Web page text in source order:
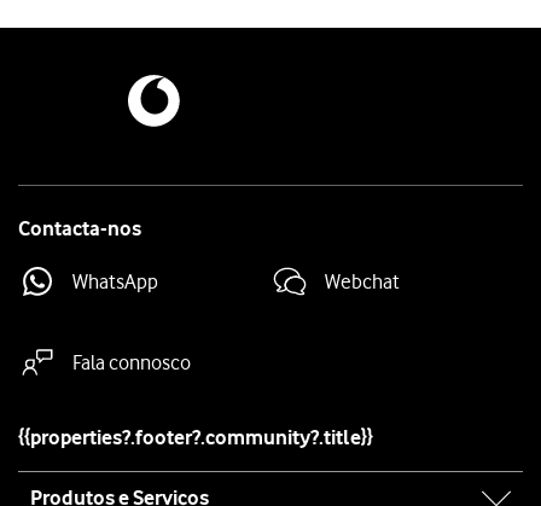
Chamadas efetuadas, chamadas internacionais, chamadas
Não é possível ativar ou desativar manualmente o barramento de
Contacta-nos
WhatsApp Webchat
Fala connosco
{{properties?.footer?.community?.title}}
Produtos e Serviços